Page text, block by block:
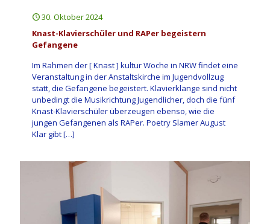
30. Oktober 2024
Knast-Klavierschüler und RAPer begeistern
Gefangene
Im Rahmen der [ Knast ] kultur Woche in NRW findet eine
Veranstaltung in der Anstaltskirche im Jugendvollzug
statt, die Gefangene begeistert. Klavierklänge sind nicht
unbedingt die Musikrichtung Jugendlicher, doch die fünf
Knast-Klavierschüler überzeugen ebenso, wie die
jungen Gefangenen als RAPer. Poetry Slamer August
Klar gibt[…]